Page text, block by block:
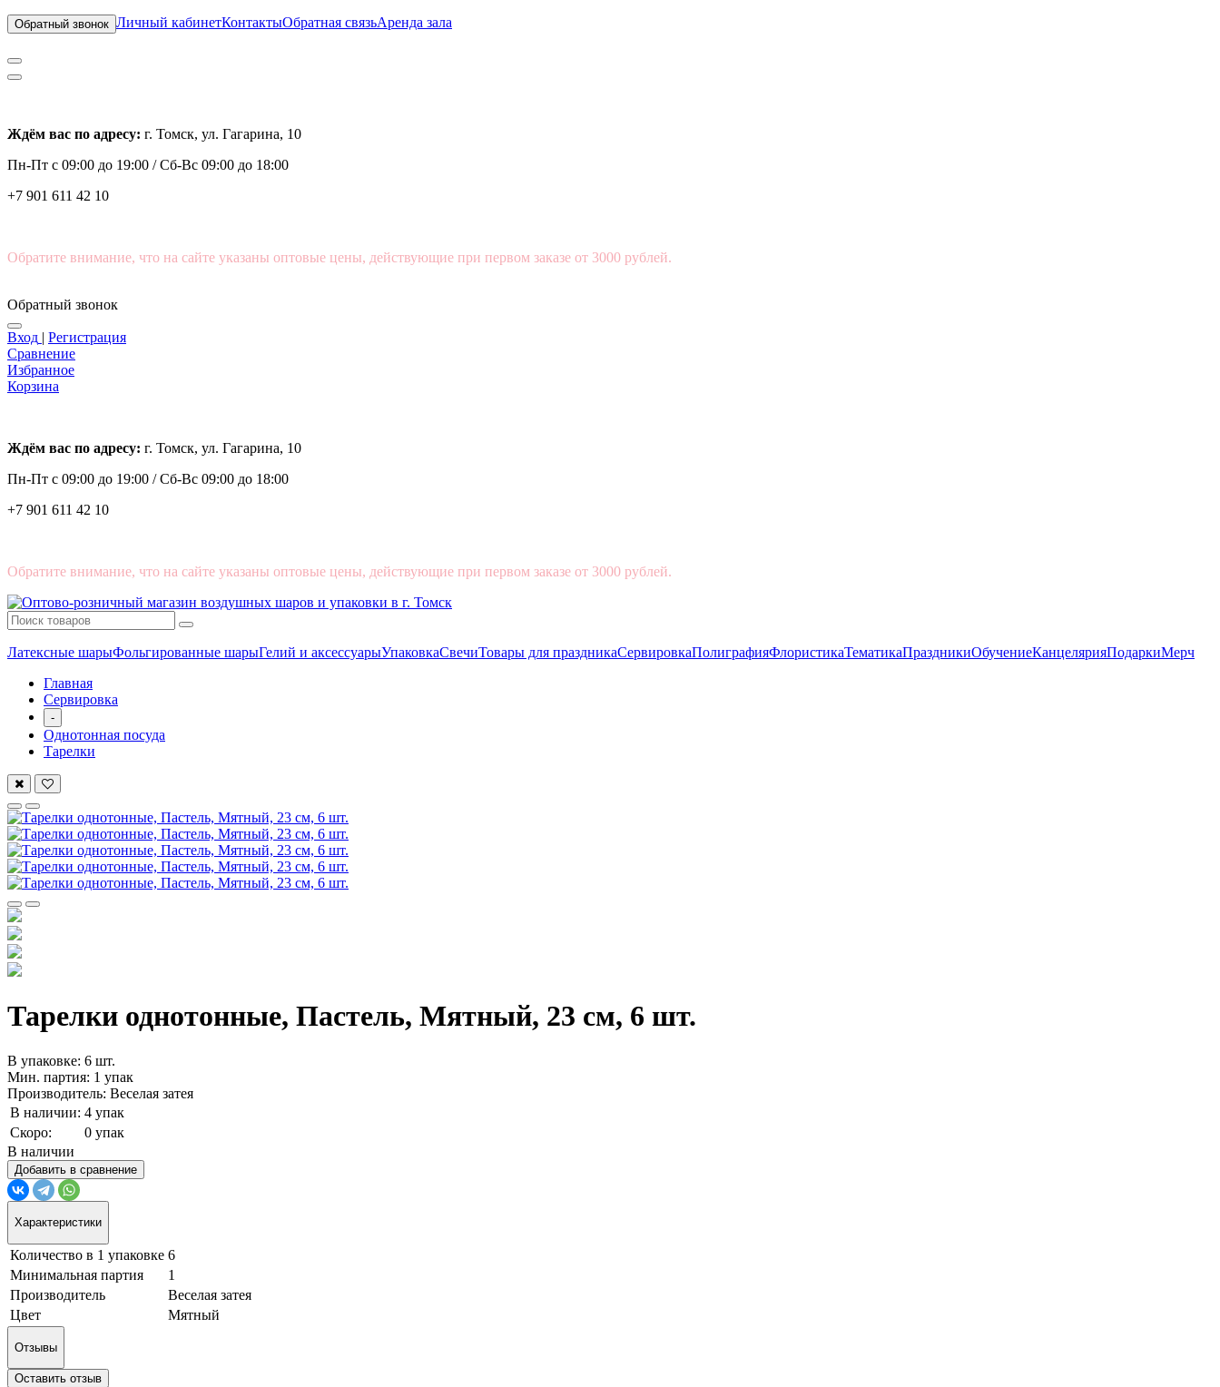
Обратный звонок Личный кабинетКонтактыОбратная связьАренда зала
Ждём вас по адресу: г. Томск, ул. Гагарина, 10
Пн-Пт с 09:00 до 19:00 /Сб-Вс 09:00 до 18:00
+7 901 611 42 10
Обратите внимание, что на сайте указаны оптовые цены, действующие при первом заказе от 3000 рублей.
Обратный звонок
Вход | Регистрация
Сравнение
Избранное
Корзина
Ждём вас по адресу: г. Томск, ул. Гагарина, 10
Пн-Пт с 09:00 до 19:00 /Сб-Вс 09:00 до 18:00
+7 901 611 42 10
Обратите внимание, что на сайте указаны оптовые цены, действующие при первом заказе от 3000 рублей.
Латексные шарыФольгированные шарыГелий и аксессуарыУпаковкаСвечиТовары для праздникаСервировкаПолиграфияФлористикаТематикаПраздникиОбучениеКанцелярияПодаркиМерч
Главная
Сервировка
-
Однотонная посуда
Тарелки
Тарелки однотонные, Пастель, Мятный, 23 см, 6 шт.
В упаковке: 6 шт.
Мин. партия: 1 упак
Производитель: Веселая затея
В наличии: 4 упак
Скоро:
0 упак
В наличии
Добавить в сравнение
Характеристики
Количество в 1 упаковке 6
Минимальная партия
1
Производитель
Веселая затея
Цвет
Мятный
Отзывы
Оставить отзыв